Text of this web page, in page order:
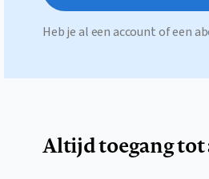
Heb je al een account of een
Altijd toegang tot